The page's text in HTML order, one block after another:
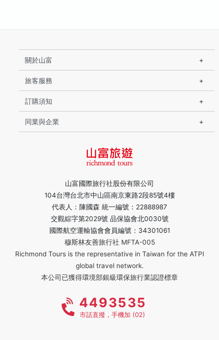
山富國際旅行社股份有限公司
104台灣台北市中山區南京東路2段85號4樓
代表人：陳國森 統一編號：22888987
交觀綜字第2029號 品保協會北0030號
國際航空運輸協會會員編號：34301061
穆斯林友善旅行社 MFTA-005
Richmond Tours is the representative in Taiwan for the ATPI
global travel network.
本公司已獲得環境部銀級環保旅行業認證標章
關於山富
旅客服務
訂購須知
同業與企業
4493535
市話直撥，手機加 (02)